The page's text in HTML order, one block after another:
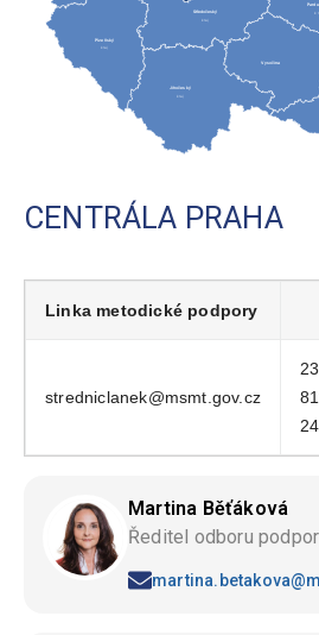
Středočeský
kraj
Jihočeský
kraj
Plzeňský
kraj
kraj
Vysočina
CENTRÁLA PRAHA
Linka metodické podpory
stredniclanek@msmt.gov.cz
Martina Běťáková
Ředitel odboru